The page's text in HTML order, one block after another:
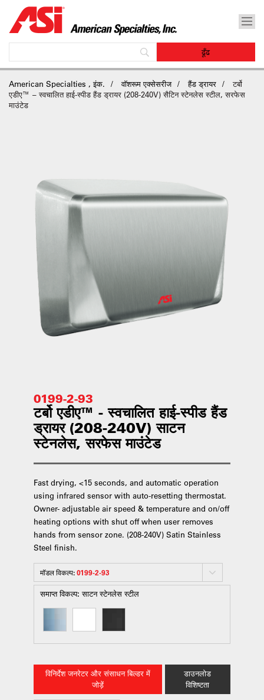
American Specialties , इंक. वॉशरूम एक्सेसरीज हैंड ड्रायर
टर्बो
एडीए™ – स्वचालित हाई-स्पीड हैंड ड्रायर (208-240V) सैटिन स्टेनलेस स्टील, सरफेस
माउंटेड
0199-2-93
टर्बो एडीए™ - स्वचालित हाई-स्पीड हैंड
ड्रायर (208-240V) साटन
स्टेनलेस, सरफेस माउंटेड
Fast drying, <15 seconds, and automatic operation
using infrared sensor with auto-resetting thermostat.
Owner- adjustable air speed & temperature and on/off
heating options with shut off when user removes
hands from sensor zone. (208-240V) Satin Stainless
Steel finish.
मॉडल विकल्प:0199-2-93
समाप्त विकल्प:साटन स्टेनलेस स्टील
विनिर्देश जनरेटर और संसाधन बिल्डर में
जोड़ें
डाउनलोड
विशिष्टता